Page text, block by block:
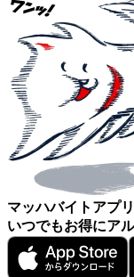
マッハバイトアプ
いつでもお得にア